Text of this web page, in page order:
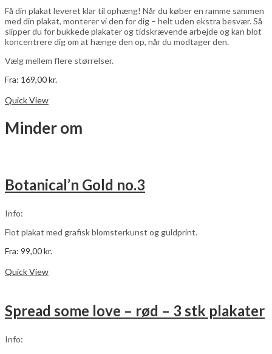
varesiden
Få din plakat leveret klar til ophæng! Når du køber en ramme sammen
med din plakat, monterer vi den for dig – helt uden ekstra besvær. Så
slipper du for bukkede plakater og tidskrævende arbejde og kan blot
koncentrere dig om at hænge den op, når du modtager den.
Vælg mellem flere størrelser.
Fra: 169,00kr.
varianter.
varesiden
Quick View
Minder om
Botanical’n Gold no.3
Info:
Flot plakat med grafisk blomsterkunst og guldprint.
Fra: 99,00kr.
Mulighederne
Quick View
Spread some love – rød – 3 stk plakater
Info: